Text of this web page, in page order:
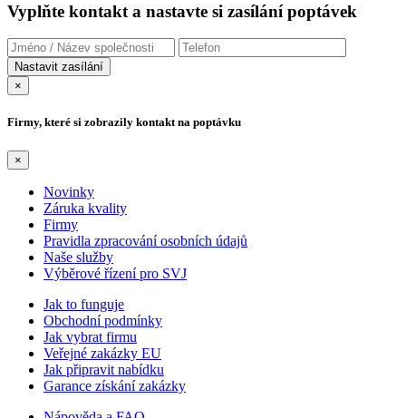
Vyplňte kontakt a nastavte si zasílání poptávek
×
Firmy, které si zobrazily kontakt na poptávku
×
Novinky
Záruka kvality
Firmy
Pravidla zpracování osobních údajů
Naše služby
Výběrové řízení pro SVJ
Jak to funguje
Obchodní podmínky
Jak vybrat firmu
Veřejné zakázky EU
Jak připravit nabídku
Garance získání zakázky